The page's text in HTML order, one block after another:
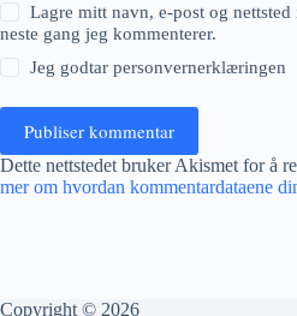
Lagre mitt navn, e-post og nettsted
neste gang jeg kommenterer.
Jeg godtarpersonvernerklæringen
Publiser kommentar
Dette nettstedet bruker Akismet for å
mer om hvordan kommentardataene
Copyright © 2026